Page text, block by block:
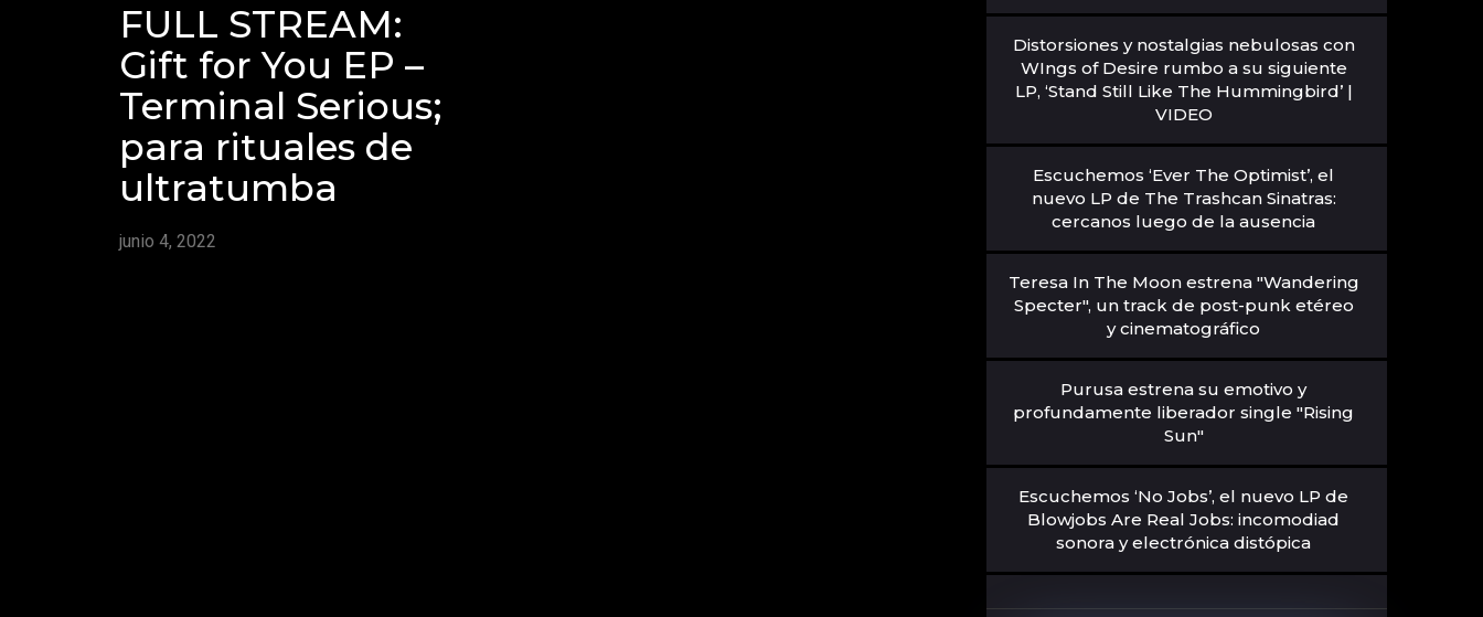
FULL STREAM:
Gift for You EP –
Terminal Serious;
para rituales de
ultratumba
junio 4, 2022
Distorsiones y nostalgias nebulosas con
WIngs of Desire rumbo a su siguiente
LP, ‘Stand Still Like The Hummingbird’ |
VIDEO
Escuchemos ‘Ever The Optimist’, el
nuevo LP de The Trashcan Sinatras:
cercanos luego de la ausencia
Teresa In The Moon estrena "Wandering
Specter", un track de post-punk etéreo
y cinematográfico
Purusa estrena su emotivo y
profundamente liberador single "Rising
Sun"
Escuchemos ‘No Jobs’, el nuevo LP de
Blowjobs Are Real Jobs: incomodiad
sonora y electrónica distópica